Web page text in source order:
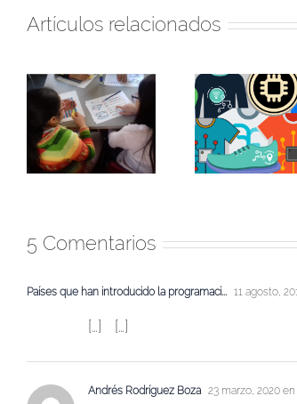
Artículos relacionados
E-textiles para la
educación STEAM
en educación
primaria: una
revisión
el
5 Comentarios
Países que han introducido la programaci... 11 agosto,
[…] […]
Andrés Rodríguez Boza 23 marzo, 2020 en